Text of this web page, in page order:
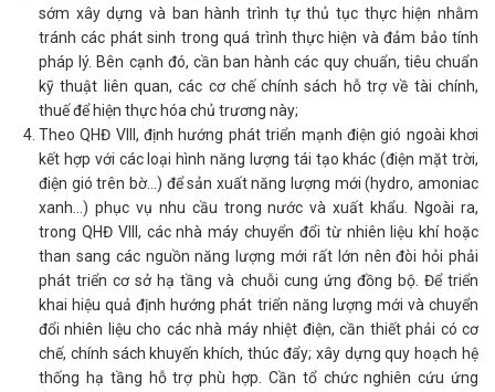
sớm xây dựng và ban hành trình tự thủ tục thực hiện nhằm
tránh các phát sinh trong quá trình thực hiện và đảm bảo tính
pháp lý. Bên cạnh đó, cần ban hành các quy chuẩn, tiêu chuẩn
kỹ thuật liên quan, các cơ chế chính sách hỗ trợ về tài chính,
thuế để hiện thực hóa chủ trương này;
Theo QHĐ VIII, định hướng phát triển mạnh điện gió ngoài khơi
kết hợp với các loại hình năng lượng tái tạo khác (điện mặt trời,
điện gió trên bờ…) để sản xuất năng lượng mới (hydro, amoniac
xanh…) phục vụ nhu cầu trong nước và xuất khẩu. Ngoài ra,
trong QHĐ VIII, các nhà máy chuyển đổi từ nhiên liệu khí hoặc
than sang các nguồn năng lượng mới rất lớn nên đòi hỏi phải
phát triển cơ sở hạ tầng và chuỗi cung ứng đồng bộ. Để triển
khai hiệu quả định hướng phát triển năng lượng mới và chuyển
đổi nhiên liệu cho các nhà máy nhiệt điện, cần thiết phải có cơ
chế, chính sách khuyến khích, thúc đẩy; xây dựng quy hoạch hệ
thống hạ tầng hỗ trợ phù hợp. Cần tổ chức nghiên cứu ứng